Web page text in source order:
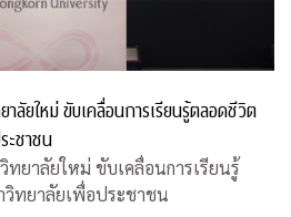
าลัยใหม่ ขับเคลื่อนการเรียนรู้ตลอดชีวิต
ะชาชน
ทยาลัยใหม่ ขับเคลื่อนการเรียนรู้
ทยาลัยเพื่อประชาชน